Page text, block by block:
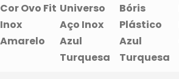
Cor Ovo Fit
Inox
Amarelo
Universo
Aço Inox
Azul
Turquesa
Bóris
Plástico
Azul
Turquesa